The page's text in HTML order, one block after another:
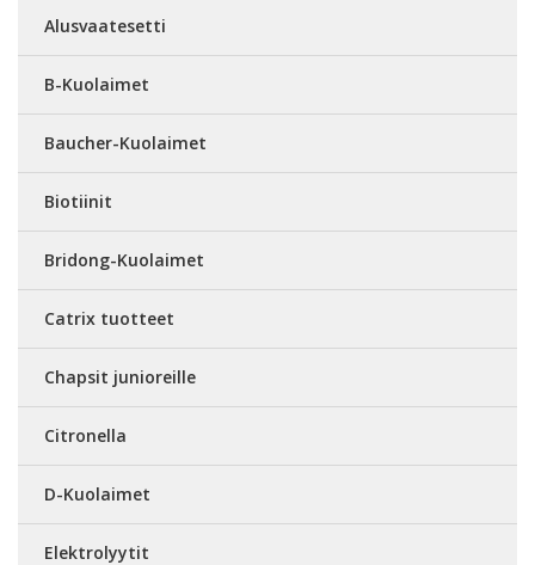
Alusvaatesetti
B-Kuolaimet
Baucher-Kuolaimet
Biotiinit
Bridong-Kuolaimet
Catrix tuotteet
Chapsit junioreille
Citronella
D-Kuolaimet
Elektrolyytit